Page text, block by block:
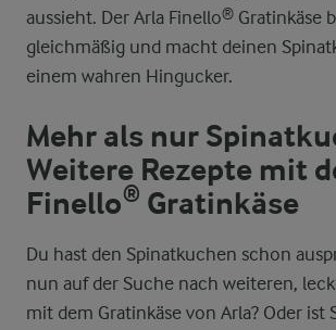
aussieht. Der Arla Finello® Gratinkäse
gleichmäßig und macht deinen
einem wahren Hingucker.
Mehr als nur
Weitere Rezepte mit
Finello® Gratinkäse
Du hast den Spinatkuchen schon
nun auf der Suche nach weiteren,
mit dem Gratinkäse von Arla? Oder ist